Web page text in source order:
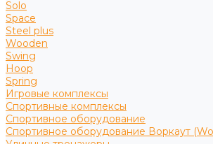
Solo
Space
Steel plus
Wooden
Swing
Hoop
Spring
Игровые комплексы
Спортивные комплексы
Спортивное оборудование
Спортивное оборудование Воркаут